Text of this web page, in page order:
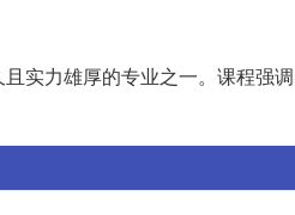
实力雄厚的专业之一。课程强